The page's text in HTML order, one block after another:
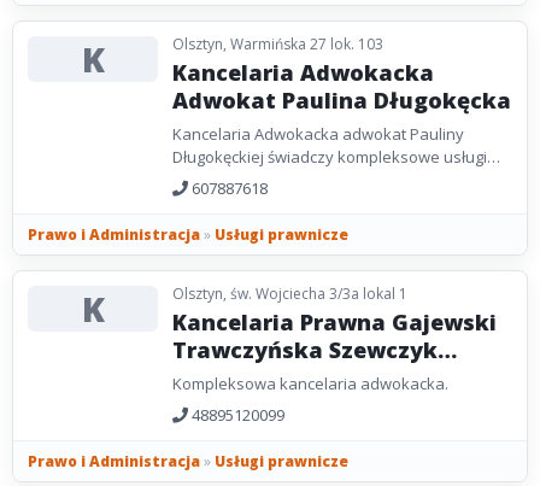
K Olsztyn, Warmińska 27 lok. 103
Kancelaria Adwokacka
Adwokat Paulina Długokęcka
Kancelaria Adwokacka adwokat Pauliny
Długokęckiej świadczy kompleksowe usługi
prawne zarówno dla klientów indywidualnych,
jak...
607887618
Prawo i Administracja» Usługi prawnicze
K Olsztyn, św. Wojciecha 3/3a lokal 1
Kancelaria Prawna Gajewski
Trawczyńska Szewczyk
adwokacka spółka cywilna
Kompleksowa kancelaria adwokacka.
48895120099
Prawo i Administracja» Usługi prawnicze